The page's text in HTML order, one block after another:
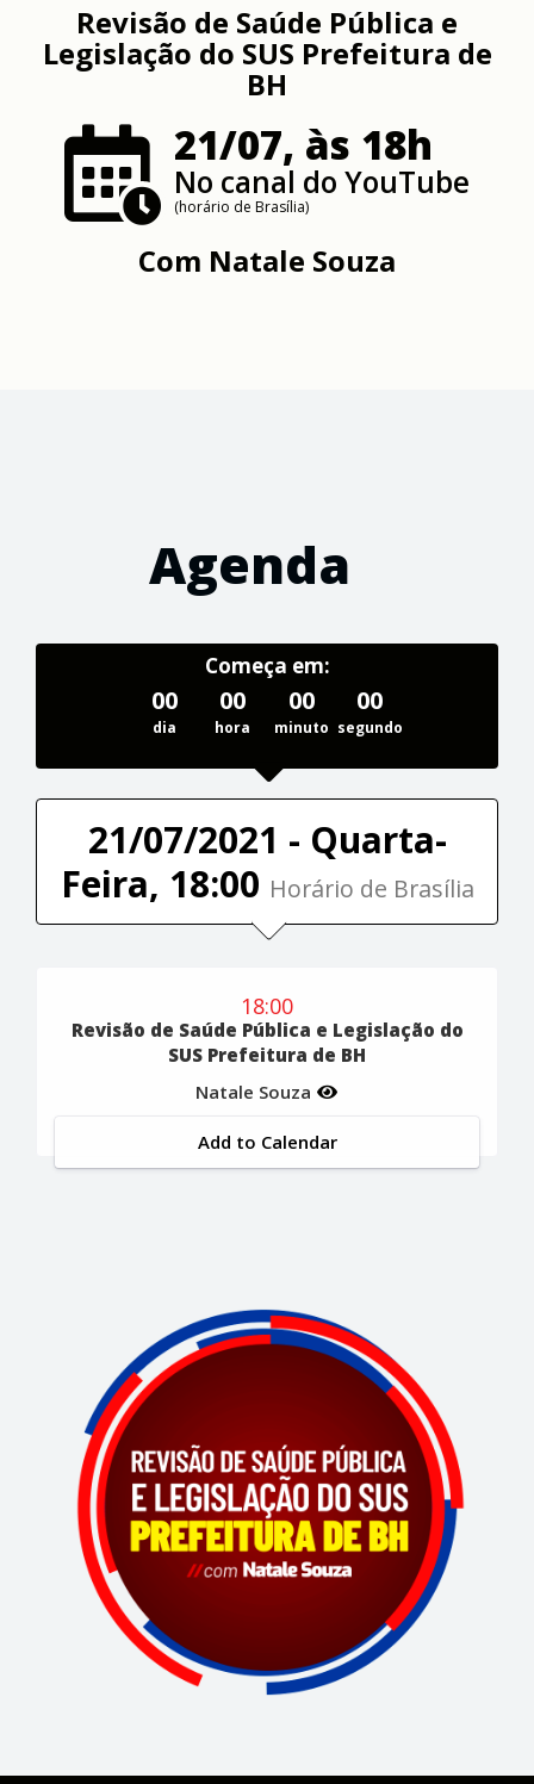
Revisão de Saúde Pública e
Legislação do SUS Prefeitura de
BH
21/07, às 18h
No canal do YouTube
(horário de Brasília)
Com Natale Souza
Agenda
Começa em:
00
dia
00
hora
00
minuto
00
segundo
21/07/2021 - Quarta-
Feira, 18:00 Horário de Brasília
18:00
Revisão de Saúde Pública e Legislação do
SUS Prefeitura de BH
Natale Souza
Add to Calendar